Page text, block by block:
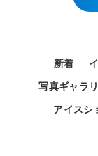
新着
写真ギャラ
アイスシ